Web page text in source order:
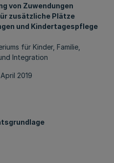
von Zuwendungen
zusätzliche Plätze
und Kindertagespflege
für Kinder, Familie,
Integration
2019